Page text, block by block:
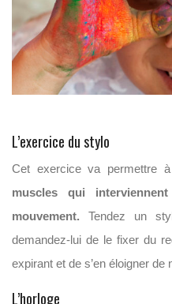
L’exercice du stylo
Cet exercice va permettre
muscles qui
mouvement. Tendez un
demandez-lui de le fixer du
expirant et de s’en éloigner de
L’horloge